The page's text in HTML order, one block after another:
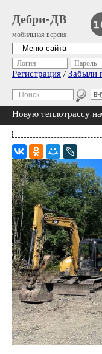
Дебри-ДВ
мобильная версия
Логин Пароль
Регистрация / Забыли
Новую теплотрассу